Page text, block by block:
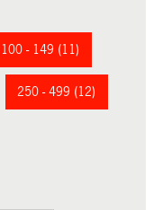
100 - 149 (11)
250 - 499 (12)